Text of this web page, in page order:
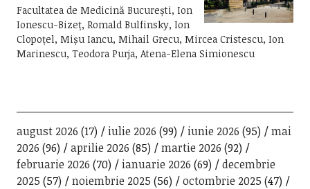
Facultatea de Medicină București, Ion
Ionescu-Bizeț, Romald Bulfinsky, Ion
Clopoțel, Mișu Iancu, Mihail Grecu, Mircea Cristescu, Ion
Marinescu, Teodora Purja, Atena-Elena Simionescu
august 2026 (17) iulie 2026 (99) iunie 2026 (95)
mai
2026 (96) aprilie 2026 (85) martie 2026 (92)
februarie 2026 (70) ianuarie 2026 (69)
decembrie
2025 (57) noiembrie 2025 (56) octombrie 2025 (47)